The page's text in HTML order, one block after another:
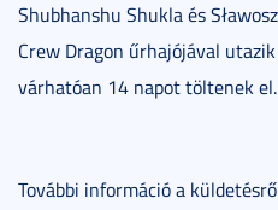
Shubhanshu Shukla és
Crew Dragon űrhajójával
várhatóan 14 napot töltenek el.
További információ a